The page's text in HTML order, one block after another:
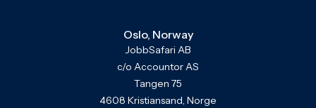
Oslo, Norway
JobbSafari AB
c/o Accountor AS
Tangen 75
4608 Kristiansand, Norge